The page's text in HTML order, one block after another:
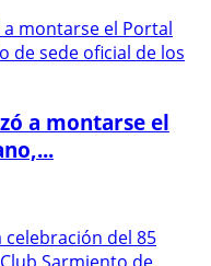
a montarse el